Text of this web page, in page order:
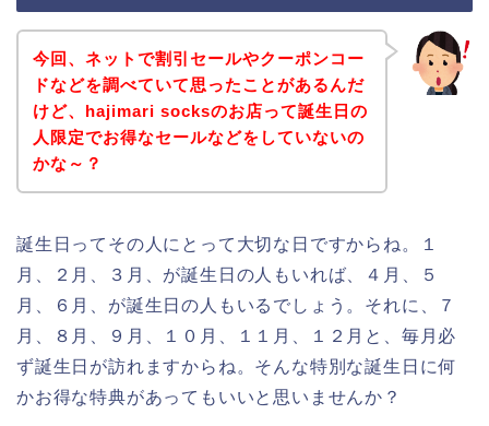
今回、ネットで割引セールやクーポンコー
ドなどを調べていて思ったことがあるんだ
けど、hajimari socksのお店って誕生日の
人限定でお得なセールなどをしていないの
かな～？
誕生日ってその人にとって大切な日ですからね。１
月、２月、３月、が誕生日の人もいれば、４月、５
月、６月、が誕生日の人もいるでしょう。それに、７
月、８月、９月、１０月、１１月、１２月と、毎月必
ず誕生日が訪れますからね。そんな特別な誕生日に何
かお得な特典があってもいいと思いませんか？